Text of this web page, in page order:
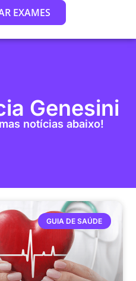
EXAMES
Genesini
notícias abaixo!
GUIA DE SAÚDE